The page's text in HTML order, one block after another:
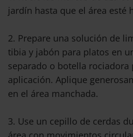
jardín hasta que el área esté
2. Prepare una solución de
tibia y jabón para platos en
separado o botella rociadora
aplicación. Aplique
en el área manchada.
3. Use un cepillo de cerdas